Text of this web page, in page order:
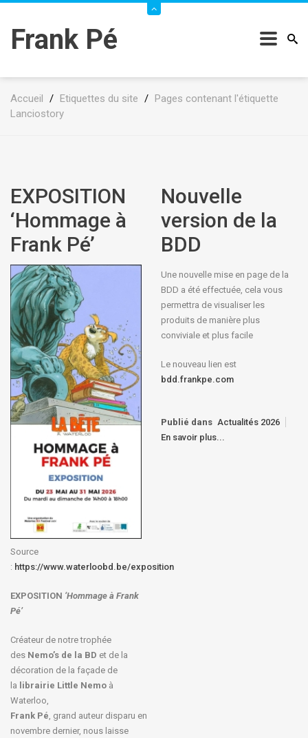
Frank Pé
Accueil / Etiquettes du site / Pages contenant l'étiquette
Lanciostory
EXPOSITION
‘Hommage à
Frank Pé’
Source
: https://www.waterloobd.be/exposition
EXPOSITION ‘Hommage à Frank
Pé’
Créateur de notre trophée
des Nemo’s de la BD et de la
décoration de la façade de
la librairie Little Nemo à
Waterloo,
Frank Pé, grand auteur disparu en
novembre dernier, nous laisse
Nouvelle
version de la
BDD
Une nouvelle mise en page de la
BDD a été effectuée, cela vous
permettra de visualiser les
produits de manière plus
conviviale et plus facile
Le nouveau lien est
bdd.frankpe.com
Publié dans Actualités 2026
En savoir plus...